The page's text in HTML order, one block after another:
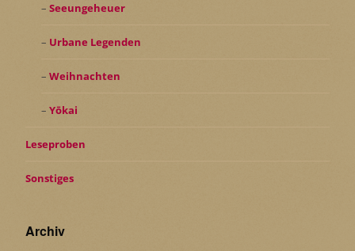
Seeungeheuer
Urbane Legenden
Weihnachten
Yōkai
Leseproben
Sonstiges
Archiv